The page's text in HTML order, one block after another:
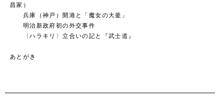
昌家）
兵庫（神戸）開港と「魔女の大釜」
明治新政府初の外交事件
〈ハラキリ〉立合いの記と『武士道』
あとがき